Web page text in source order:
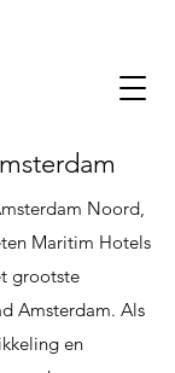
Noord,
Maritim Hotels
grootste
Amsterdam. Als
en